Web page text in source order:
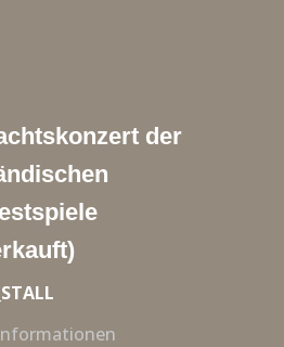
der
_STALL